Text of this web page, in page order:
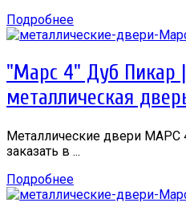
Подробнее
"Марс 4" Дуб Пикар
металлическая
Металлические двери МАРС
заказать в ...
Подробнее